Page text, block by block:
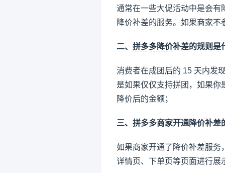
通常在一些大促活动中是会有
降价补差的服务。如果商家
二、 拼多多降价补差的规则是
消费者在成团后的 15 天内发
是如果仅仅支持拼团，如果
降价后的金额；
三、拼多多商家开通降价补差
如果商家开通了降价补差服务
详情页、下单页等页面进行展